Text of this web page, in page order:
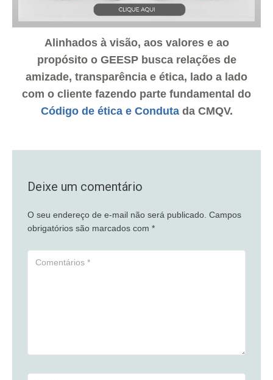
Alinhados à visão, aos valores e ao
propósito o GEESP busca relações de
amizade, transparência e ética, lado a lado
com o cliente fazendo parte fundamental do
Código de ética e Condutada CMQV.
Deixe um comentário
O seu endereço de e-mail não será publicado. Campos
obrigatórios são marcados com *